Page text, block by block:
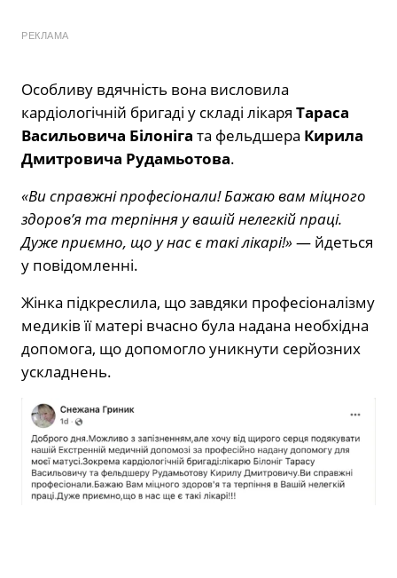
РЕКЛАМА
Особливу вдячність вона висловила
кардіологічній бригаді у складі лікаря Тараса
Васильовича Білоніга та фельдшера Кирила
Дмитровича Рудамьотова.
«Ви справжні професіонали! Бажаю вам міцного
здоров’я та терпіння у вашій нелегкій праці.
Дуже приємно, що у нас є такі лікарі!»— йдеться
у повідомленні.
Жінка підкреслила, що завдяки професіоналізму
медиків її матері вчасно була надана необхідна
допомога, що допомогло уникнути серйозних
ускладнень.